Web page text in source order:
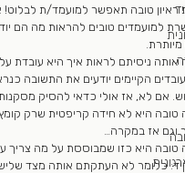
ראיון טובה תאפשר למועמד/ת
למועמדים טובים להראות מה הם
ניסיתם לראות איך היא עובדת על
הקיימים יודעים את התשובה
אם לא, אז אולי כדאי להסיק מסקנות
היא לא חידה קריפטית שרק קומץ
וגם אז במקרה…
טובה היא כזו שמבוססת על מה צריך
כלומר לא העתקתם אותה מצד